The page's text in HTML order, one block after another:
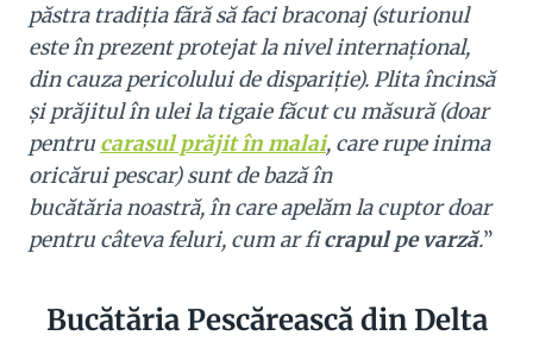
păstra tradiția fără să faci braconaj (sturionul
este în prezent protejat la nivel internațional,
din cauza pericolului de dispariție). Plita încinsă
și prăjitul în ulei la tigaie făcut cu măsură (doar
pentrucarasul prăjit în malai, care rupe inima
oricărui pescar) sunt de bază în
bucătăria noastră, în care apelăm la cuptor doar
pentru câteva feluri, cum ar ficrapul pe varză.”
Bucătăria Pescărească din Delta